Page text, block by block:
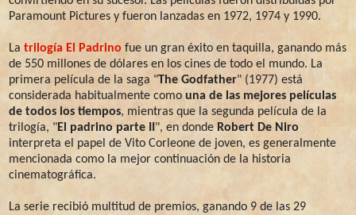
Paramount Pictures y fueron lanzadas en 1972, 1974 y 1990.
La trilogía El Padrino fue un gran éxito en taquilla, ganando más
de 550 millones de dólares en los cines de todo el mundo. La
primera película de la saga "The Godfather" (1977) está
considerada habitualmente como una de las mejores películas
de todos los tiempos, mientras que la segunda película de la
trilogía, "El padrino parte II ", en dondeRobert De Niro
interpreta el papel de Vito Corleone de joven, es generalmente
mencionada como la mejor continuación de la historia
cinematográfica.
La serie recibió multitud de premios, ganando 9 de las 29